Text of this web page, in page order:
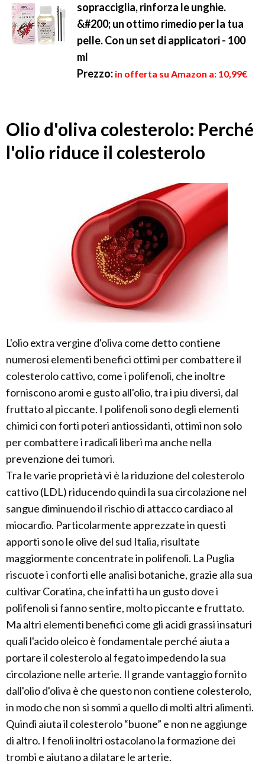
sopracciglia, rinforza le unghie.
&#200; un ottimo rimedio per la tua
pelle. Con un set di applicatori - 100
ml
Prezzo: in offerta su Amazon a: 10,99€
Olio d'oliva colesterolo: Perché
l'olio riduce il colesterolo
L'olio extra vergine d'oliva come detto contiene
numerosi elementi benefici ottimi per combattere il
colesterolo cattivo, come i polifenoli, che inoltre
forniscono aromi e gusto all'olio, tra i piu diversi, dal
fruttato al piccante. I polifenoli sono degli elementi
chimici con forti poteri antiossidanti, ottimi non solo
per combattere i radicali liberi ma anche nella
prevenzione dei tumori.
Tra le varie proprietà vi è la riduzione del colesterolo
cattivo (LDL) riducendo quindi la sua circolazione nel
sangue diminuendo il rischio di attacco cardiaco al
miocardio. Particolarmente apprezzate in questi
apporti sono le olive del sud Italia, risultate
maggiormente concentrate in polifenoli. La Puglia
riscuote i conforti elle analisi botaniche, grazie alla sua
cultivar Coratina, che infatti ha un gusto dove i
polifenoli si fanno sentire, molto piccante e fruttato.
Ma altri elementi benefici come gli acidi grassi insaturi
quali l'acido oleico è fondamentale perché aiuta a
portare il colesterolo al fegato impedendo la sua
circolazione nelle arterie. Il grande vantaggio fornito
dall'olio d'oliva è che questo non contiene colesterolo,
in modo che non si sommi a quello di molti altri alimenti.
Quindi aiuta il colesterolo “buone” e non ne aggiunge
di altro. I fenoli inoltri ostacolano la formazione dei
trombi e aiutano a dilatare le arterie.